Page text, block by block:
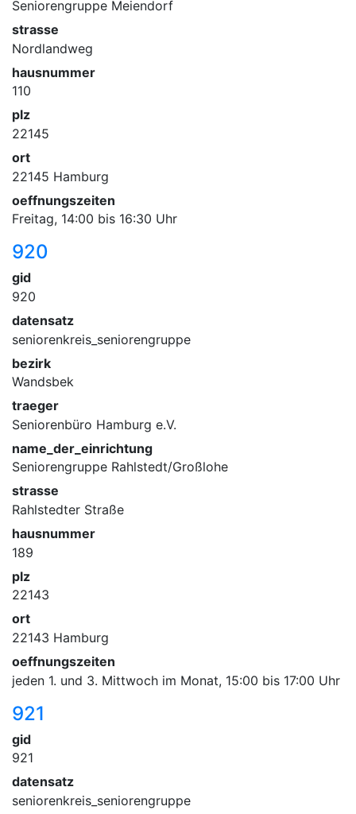
Seniorengruppe Meiendorf
strasse
Nordlandweg
hausnummer
110
plz
22145
ort
22145 Hamburg
oeffnungszeiten
Freitag, 14:00 bis 16:30 Uhr
920
gid
920
datensatz
seniorenkreis_seniorengruppe
bezirk
Wandsbek
traeger
Seniorenbüro Hamburg e.V.
name_der_einrichtung
Seniorengruppe Rahlstedt/Großlohe
strasse
Rahlstedter Straße
hausnummer
189
plz
22143
ort
22143 Hamburg
oeffnungszeiten
jeden 1. und 3. Mittwoch im Monat, 15:00 bis 17:00 Uhr
921
gid
921
datensatz
seniorenkreis_seniorengruppe